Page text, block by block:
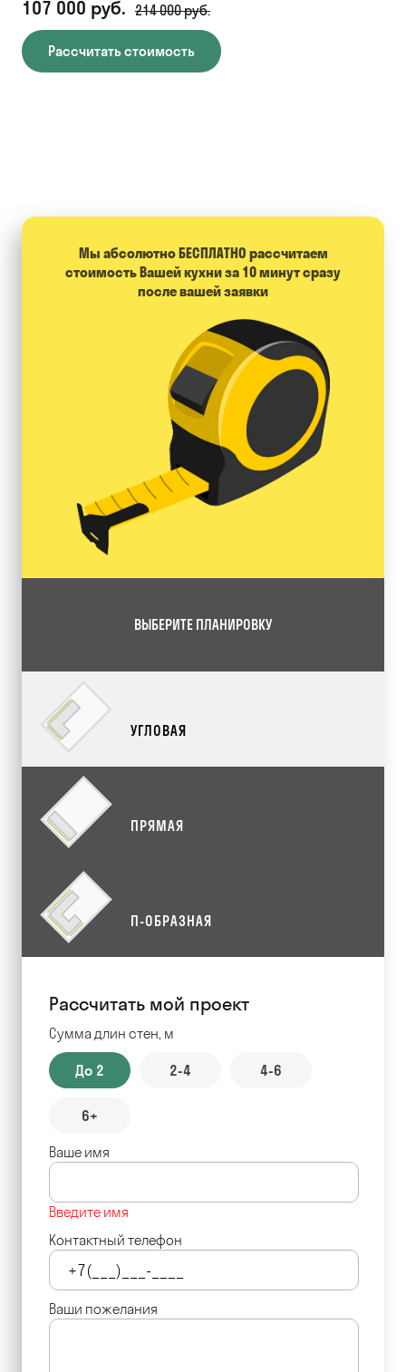
107 000 руб. 214 000 руб.
Рассчитать стоимость
Мы абсолютно БЕСПЛАТНО расcчитаем
стоимость Вашей кухни за 10 минут сразу
после вашей заявки
ВЫБЕРИТЕ ПЛАНИРОВКУ
УГЛОВАЯ
ПРЯМАЯ
П-ОБРАЗНАЯ
Рассчитать мой проект
Сумма длин стен, м
До 2 2-4 4-6
6+
Ваше имя
Введите имя
Контактный телефон
Ваши пожелания